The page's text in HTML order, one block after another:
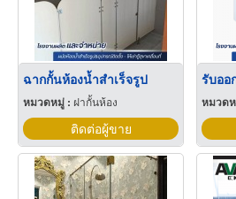
ฉากกั้นห้องน้ำสำเร็จรูป
หมวดหมู่ : ฝากั้นห้อง
ติดต่อผู้ขาย
หมวด